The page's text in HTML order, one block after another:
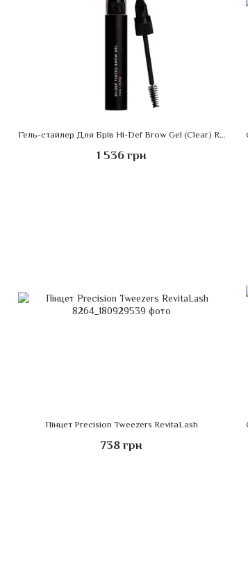
Гель-стайлер Для Брів Hi-Def Brow Gel (Clear) RevitaLash
1 536 грн
Пінцет Precision Tweezers RevitaLash
738 грн